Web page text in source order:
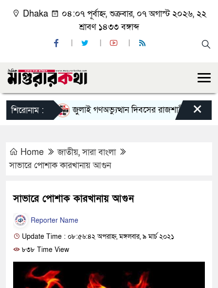
Dhaka
০৪:০৭ পূর্বাহ্ন, শুক্রবার, ০৭ অগাস্ট ২০২৬, ২২
শ্রাবণ ১৪৩৩ বঙ্গাব্দ
শিরোনাম : জুলাই গণঅভ্যুত্থান দিবসের রাজশাহী মহানগর×
Home জাতীয়,সারা বাংলা
সাভারে পোশাক কারখানায় আগুন
সাভারে পোশাক কারখানায় আগুন
Reporter Name
Update Time : ০৮:৫৬:৪২ অপরাহ্ন, মঙ্গলবার, ৯ মার্চ ২০২১
৮৩৮ Time View